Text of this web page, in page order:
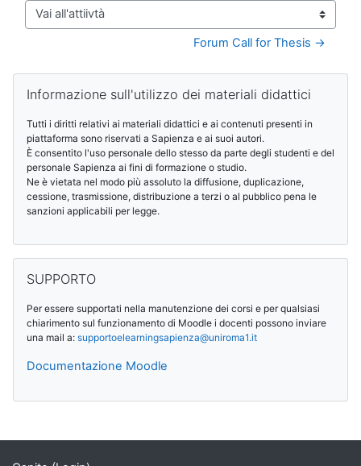
Vai all'attiivtà
Forum Call for Thesis →
Blocchi
Informazione sull'utilizzo dei materiali didattici
Tutti i diritti relativi ai materiali didattici e ai contenuti presenti in
piattaforma sono riservati a Sapienza e ai suoi autori.
È consentito l'uso personale dello stesso da parte degli studenti e del
personale Sapienza ai fini di formazione o studio.
Ne è vietata nel modo più assoluto la diffusione, duplicazione,
cessione, trasmissione, distribuzione a terzi o al pubblico pena le
sanzioni applicabili per legge.
SUPPORTO
Per essere supportati nella manutenzione dei corsi e per qualsiasi
chiarimento sul funzionamento di Moodle i docenti possono inviare
una mail a: supportoelearningsapienza@uniroma1.it
Documentazione Moodle
Blocchi supplementari